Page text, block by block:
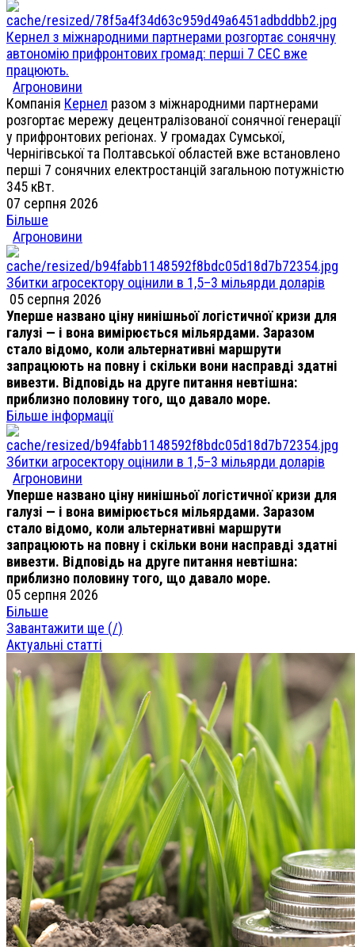
Кернел з міжнародними партнерами розгортає сонячну
автономію прифронтових громад: перші 7 СЕС вже
працюють.
Агроновини
Компанія Кернел разом з міжнародними партнерами
розгортає мережу децентралізованої сонячної генерації
у прифронтових регіонах. У громадах Сумської,
Чернігівської та Полтавської областей вже встановлено
перші 7 сонячних електростанцій загальною потужністю
345 кВт.
07 серпня 2026
Більше
Агроновини
Збитки агросектору оцінили в 1,5–3 мільярди доларів
05 серпня 2026
Уперше названо ціну нинішньої логістичної кризи для
галузі — і вона вимірюється мільярдами. Заразом
стало відомо, коли альтернативні маршрути
запрацюють на повну і скільки вони насправді здатні
вивезти. Відповідь на друге питання невтішна:
приблизно половину того, що давало море.
Більше інформації
Збитки агросектору оцінили в 1,5–3 мільярди доларів
Агроновини
Уперше названо ціну нинішньої логістичної кризи для
галузі — і вона вимірюється мільярдами. Заразом
стало відомо, коли альтернативні маршрути
запрацюють на повну і скільки вони насправді здатні
вивезти. Відповідь на друге питання невтішна:
приблизно половину того, що давало море.
05 серпня 2026
Більше
Завантажити ще (/)
Актуальні статті